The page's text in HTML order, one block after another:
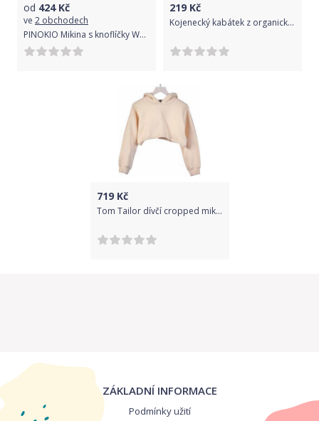
od 424Kč
ve 2 obchodech
PINOKIO Mikina s knoflíčky Wooden Pony z organické bavlny beige vel. 68
219 Kč
Kojenecký kabátek z organické bavlny Koala Lesní Přítel béžový, Béžová, 74 (6-9m)
719Kč
Tom Tailor dívčí cropped mikina 1033117 Velikost: 128
ZÁKLADNÍ INFORMACE
Podmínky užití